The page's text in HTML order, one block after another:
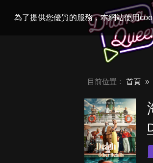
為了提供您優質的服務，本網站使用
目前位置： 首頁